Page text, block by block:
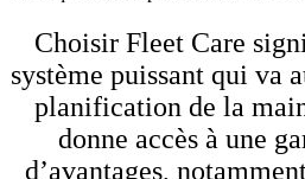
Choisir Fleet Care
système puissant qui va
planification de la
donne accès à une
d’avantages,